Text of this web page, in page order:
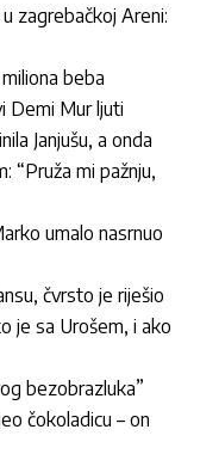
zagrebačkoj Areni:
beba
Demi Mur ljuti
Janjušu, a onda
“Pruža mi pažnju,
umalo nasrnuo
čvrsto je riješio
je sa Urošem, i ako
bezobrazluka”
čokoladicu – on